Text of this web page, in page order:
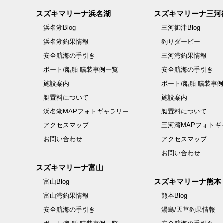
スズキマリーナ浜名湖
浜名湖Blog
浜名湖釣果情報
安全航海の手引き
ボート/船舶 艤装事例一覧
施設案内
艇置料について
浜名湖MAPフォトギャラリー
アクセスマップ
お問い合わせ
スズキマリーナ富山
富山Blog
富山湾釣果情報
安全航海の手引き
スズキマリーナ三河
三河御津Blog
釣りダービー
三河湾釣果情報
安全航海の手引き
ボート/船舶 艤装事
施設案内
艇置料について
三河湾MAPフォトギ
アクセスマップ
お問い合わせ
スズキマリーナ熊本
熊本Blog
湯島/天草釣果情報